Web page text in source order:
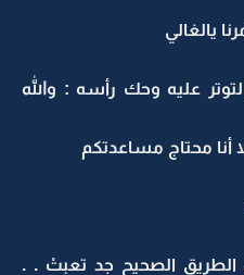
يالغالي
عليه وحك رأسه : والله
محتاج مساعدتكم
الطريق الصحيح جد تعبتْ . .